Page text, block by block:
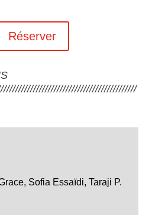
Réserver
Sofia Essaïdi, Taraji P.